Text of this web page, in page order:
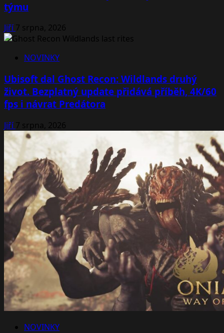
týmu
Jiří7 srpna, 2026
NOVINKY
Ubisoft dal Ghost Recon: Wildlands druhý
život. Bezplatný update přidává příběh, 4K/60
fps i návrat Predátora
Jiří7 srpna, 2026
NOVINKY